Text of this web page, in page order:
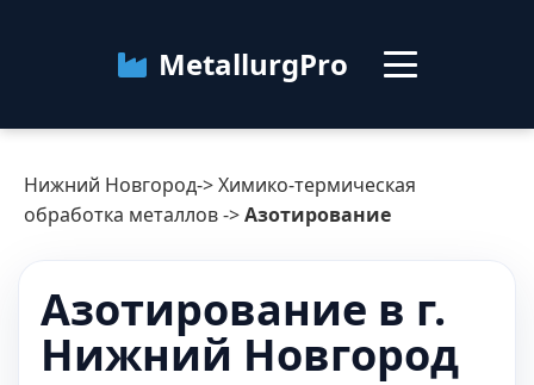
MetallurgPro
Нижний Новгород
Категории
О сервисе Контакты
Нижний Новгород->Химико-термическая
обработка металлов->Азотирование
Азотирование в г.
Нижний Новгород